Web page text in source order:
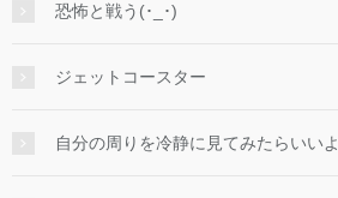
恐怖と戦う(･_･)
ジェットコースター
自分の周りを冷静に見てみたらいいよ